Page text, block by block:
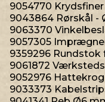
9054770
9043864 Rørskål -
9063370
9057305
9359296
9061872
9052976
9033373